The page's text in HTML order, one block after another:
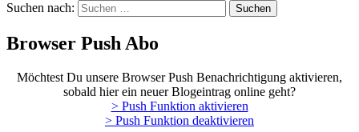
Suchen nach:
Browser Push Abo
Möchtest Du unsere Browser Push Benachrichtigung aktivieren,
sobald hier ein neuer Blogeintrag online geht?
> Push Funktion aktivieren
> Push Funktion deaktivieren